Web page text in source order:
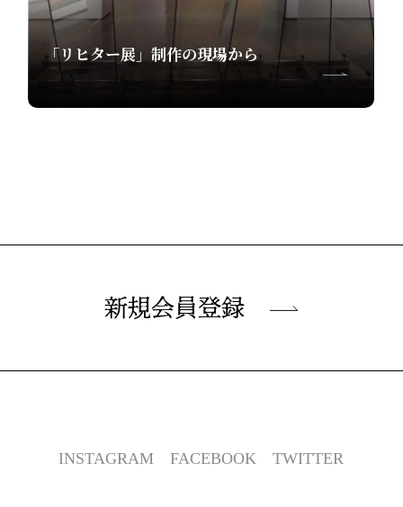
「リヒター展」制作の現場から
新規会員登録
INSTAGRAM FACEBOOK TWITTER